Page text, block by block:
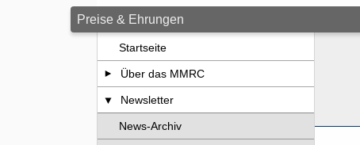
Preise & Ehrungen
Startseite
Über das MMRC
Newsletter
News-Archiv